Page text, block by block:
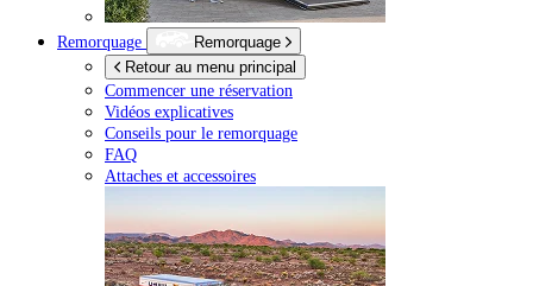
Remorquage
Remorquage
Retour au menu principal
Commencer une réservation
Vidéos explicatives
Conseils pour le remorquage
FAQ
Attaches et accessoires